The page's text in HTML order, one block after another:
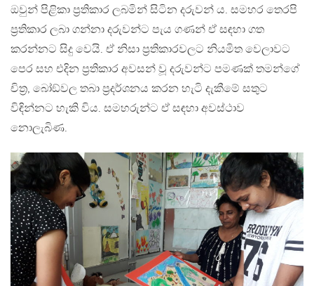
ඔවුන් පිළිකා ප‍්‍රතිකාර ලබමින් සිටින දරුවන් ය. සමහර තෙරපි
ප‍්‍රතිකාර ලබා ගන්නා දරුවන්ට පැය ගණන් ඒ සඳහා ගත
කරන්නට සිදු වෙයි. ඒ නිසා ප‍්‍රතිකාරවලට නියමිත වෙලාවට
පෙර සහ එදින ප‍්‍රතිකාර අවසන් වූ දරුවන්ට පමණක් තමන්ගේ
චිත‍්‍ර, බෝඞ්වල තබා ප‍්‍රදර්ශනය කරන හැටි දැකීමේ සතුට
විඳින්නට හැකි විය. සමහරුන්ට ඒ සඳහා අවස්ථාව
නොලැබිණ.